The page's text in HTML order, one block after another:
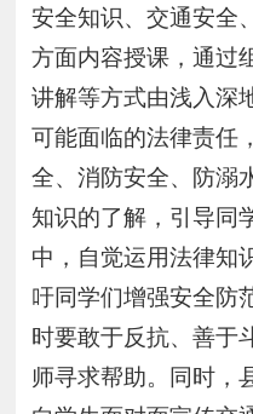
安全知识、交通安全
方面内容授课，通过
讲解等方式由浅入深
可能面临的法律责任
全、消防安全、防溺
知识的了解，引导同
中，自觉运用法律知
吁同学们增强安全防
时要敢于反抗、善于
师寻求帮助。同时，